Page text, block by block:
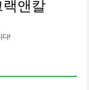
앤칼
다!